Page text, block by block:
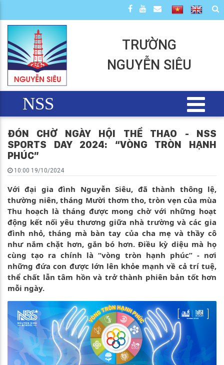
TRƯỜNG
NGUYỄN SIÊU
NSS
ĐÓN CHỜ NGÀY HỘI THỂ THAO - NSS
SPORTS DAY 2024: “VÒNG TRÒN HẠNH
PHÚC”
10:00 19/10/2024
Với đại gia đình Nguyễn Siêu, đã thành thông lệ,
thường niên, tháng Mười thơm tho, tròn vẹn của mùa
Thu hoạch là tháng được mong chờ với những hoạt
động kết nối yêu thương giữa nhà trường và các gia
đình nhỏ, tháng mà bàn tay của cha mẹ và thầy cô
như nắm chặt hơn, gắn bó hơn. Điều kỳ diệu mà họ
cùng tạo ra chính là “vòng tròn hạnh phúc” - nơi
những đứa con được lớn lên khỏe mạnh về cả trí tuệ,
thể chất lẫn tâm hồn và trở thành phiên bản tốt hơn
mỗi ngày.